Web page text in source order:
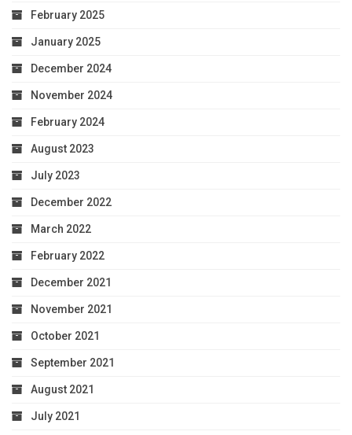
February 2025
January 2025
December 2024
November 2024
February 2024
August 2023
July 2023
December 2022
March 2022
February 2022
December 2021
November 2021
October 2021
September 2021
August 2021
July 2021